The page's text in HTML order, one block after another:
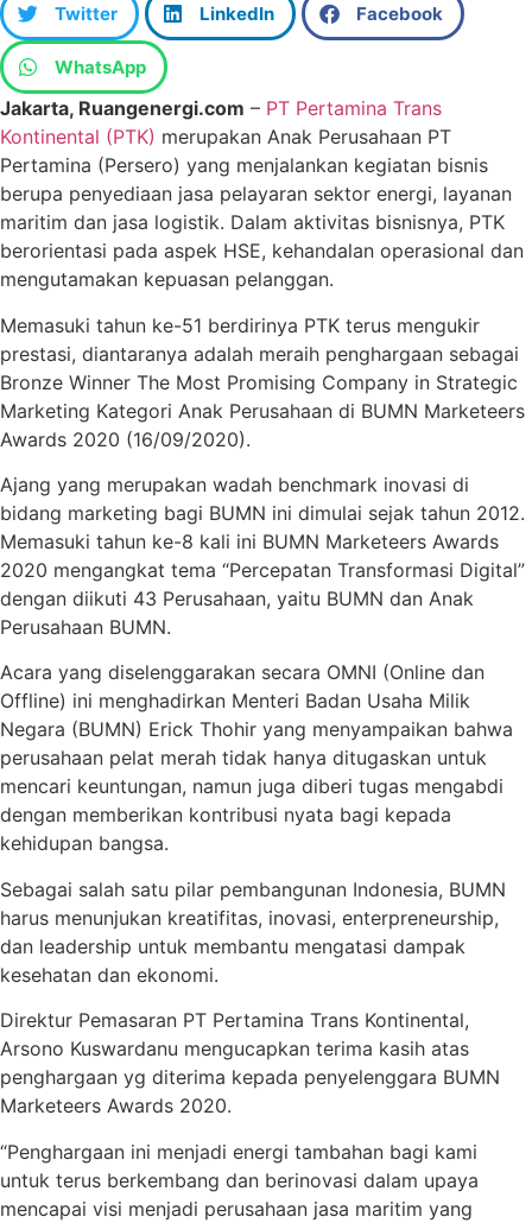
Twitter LinkedIn Facebook
WhatsApp
Jakarta, Ruangenergi.com – PT Pertamina Trans
Kontinental (PTK) merupakan Anak Perusahaan PT
Pertamina (Persero) yang menjalankan kegiatan bisnis
berupa penyediaan jasa pelayaran sektor energi, layanan
maritim dan jasa logistik. Dalam aktivitas bisnisnya, PTK
berorientasi pada aspek HSE, kehandalan operasional dan
mengutamakan kepuasan pelanggan.
Memasuki tahun ke-51 berdirinya PTK terus mengukir
prestasi, diantaranya adalah meraih penghargaan sebagai
Bronze Winner The Most Promising Company in Strategic
Marketing Kategori Anak Perusahaan di BUMN Marketeers
Awards 2020 (16/09/2020).
Ajang yang merupakan wadah benchmark inovasi di
bidang marketing bagi BUMN ini dimulai sejak tahun 2012.
Memasuki tahun ke-8 kali ini BUMN Marketeers Awards
2020 mengangkat tema “Percepatan Transformasi Digital”
dengan diikuti 43 Perusahaan, yaitu BUMN dan Anak
Perusahaan BUMN.
Acara yang diselenggarakan secara OMNI (Online dan
Offline) ini menghadirkan Menteri Badan Usaha Milik
Negara (BUMN) Erick Thohir yang menyampaikan bahwa
perusahaan pelat merah tidak hanya ditugaskan untuk
mencari keuntungan, namun juga diberi tugas mengabdi
dengan memberikan kontribusi nyata bagi kepada
kehidupan bangsa.
Sebagai salah satu pilar pembangunan Indonesia, BUMN
harus menunjukan kreatifitas, inovasi, enterpreneurship,
dan leadership untuk membantu mengatasi dampak
kesehatan dan ekonomi.
Direktur Pemasaran PT Pertamina Trans Kontinental,
Arsono Kuswardanu mengucapkan terima kasih atas
penghargaan yg diterima kepada penyelenggara BUMN
Marketeers Awards 2020.
“Penghargaan ini menjadi energi tambahan bagi kami
untuk terus berkembang dan berinovasi dalam upaya
mencapai visi menjadi perusahaan jasa maritim yang